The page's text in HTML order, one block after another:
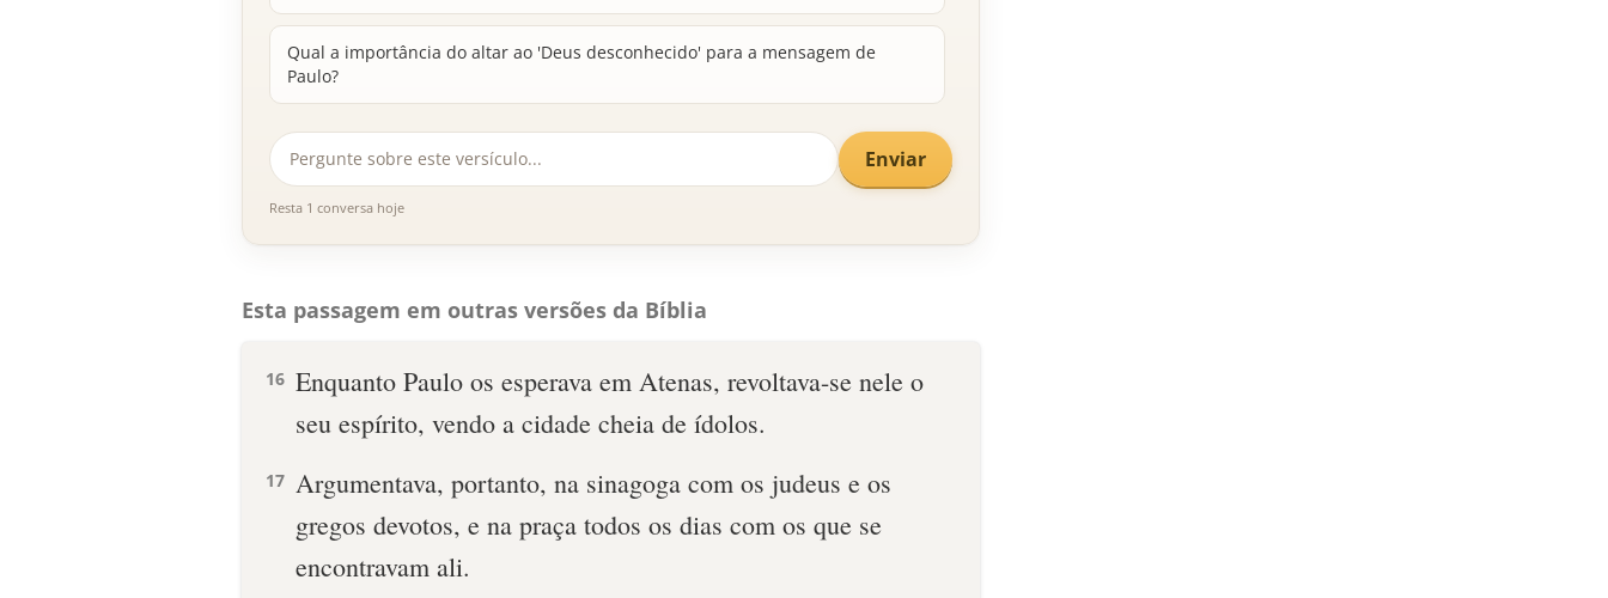
Qual a importância do altar ao 'Deus desconhecido' para a mensagem de
Paulo?
Enviar
Resta 1 conversa hoje
Esta passagem em outras versões da Bíblia
16 Enquanto Paulo os esperava em Atenas, revoltava-se nele o
seu espírito, vendo a cidade cheia de ídolos.
17 Argumentava, portanto, na sinagoga com os judeus e os
gregos devotos, e na praça todos os dias com os que se
encontravam ali.